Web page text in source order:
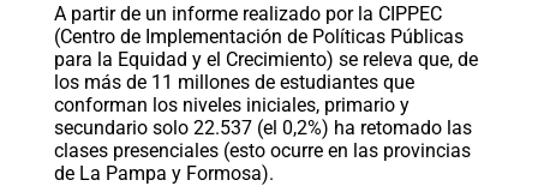
A partir de un informe realizado por la CIPPEC
(Centro de Implementación de Políticas Públicas
para la Equidad y el Crecimiento) se releva que, de
los más de 11 millones de estudiantes que
conforman los niveles iniciales, primario y
secundario solo 22.537 (el 0,2%) ha retomado las
clases presenciales (esto ocurre en las provincias
de La Pampa y Formosa).